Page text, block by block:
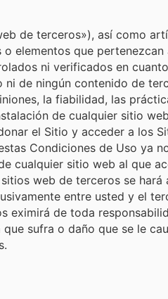
de terceros»), así como
elementos que
ni verificados en
de ningún contenido de
la fiabilidad, las
de cualquier sitio
el Sitio y acceder a los
Condiciones de Uso ya
cualquier sitio web al que
web de terceros se
entre usted y el
de toda
sufra o daño que se le